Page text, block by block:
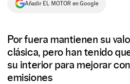
SÍGUENOS
Añadir EL MOTOR en Google
Por fuera mantienen su
clásica, pero han tenido
su interior para mejorar
emisiones